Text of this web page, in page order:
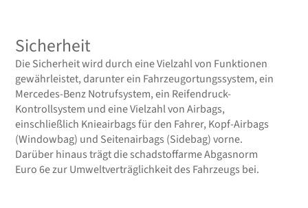
Sicherheit
Die Sicherheit wird durch eine Vielzahl von Funktionen
gewährleistet, darunter ein Fahrzeugortungssystem, ein
Mercedes-Benz Notrufsystem, ein Reifendruck-
Kontrollsystem und eine Vielzahl von Airbags,
einschließlich Knieairbags für den Fahrer, Kopf-Airbags
(Windowbag) und Seitenairbags (Sidebag) vorne.
Darüber hinaus trägt die schadstoffarme Abgasnorm
Euro 6e zur Umweltverträglichkeit des Fahrzeugs bei.